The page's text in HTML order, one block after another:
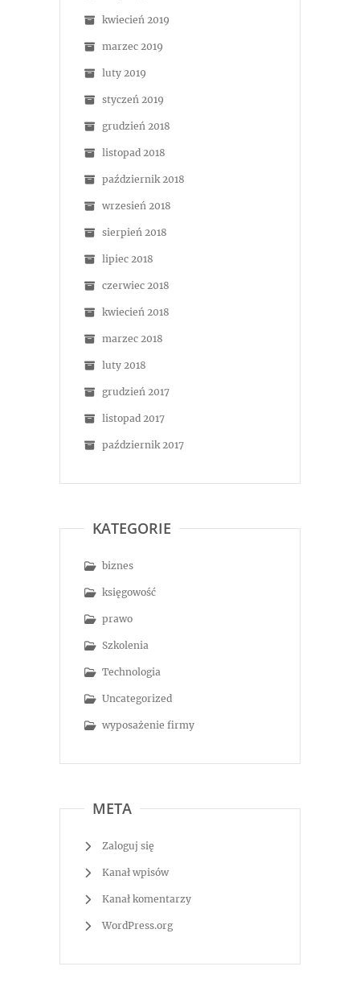
kwiecień 2019
marzec 2019
luty 2019
styczeń 2019
grudzień 2018
listopad 2018
październik 2018
wrzesień 2018
sierpień 2018
lipiec 2018
czerwiec 2018
kwiecień 2018
marzec 2018
luty 2018
grudzień 2017
listopad 2017
październik 2017
KATEGORIE
biznes
księgowość
prawo
Szkolenia
Technologia
Uncategorized
wyposażenie firmy
META
Zaloguj się
Kanał wpisów
Kanał komentarzy
WordPress.org